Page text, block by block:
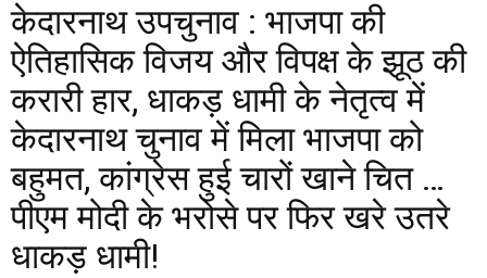
केदारनाथ उपचुनाव : भाजपा की
ऐतिहासिक विजय और विपक्ष के झूठ की
करारी हार, धाकड़ धामी के नेतृत्व में
केदारनाथ चुनाव में मिला भाजपा को
बहुमत, कांग्रेस हुई चारों खाने चित …
पीएम मोदी के भरोसे पर फिर खरे उतरे
धाकड़ धामी!